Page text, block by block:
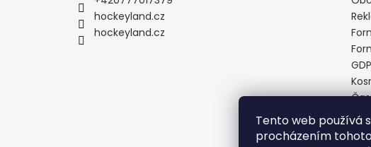
Tento web používá
procházením
hockeyland.cz
hockeyland.cz